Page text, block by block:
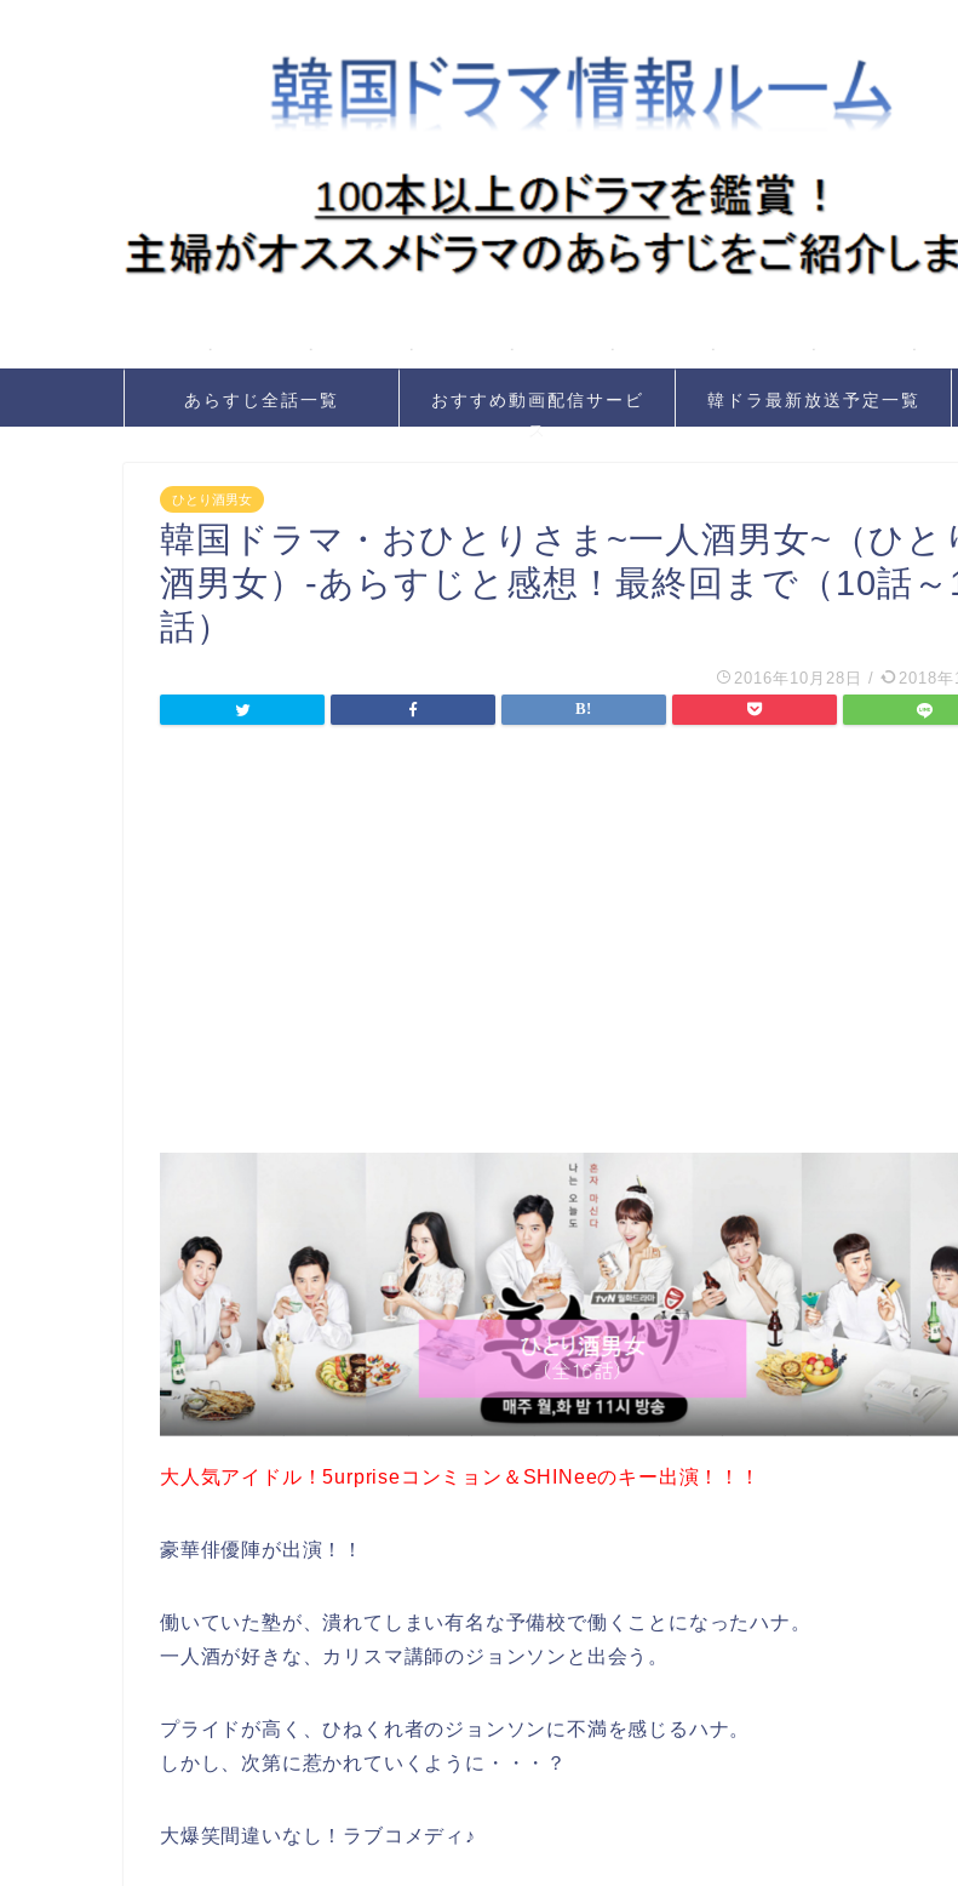
あらすじ全話一覧
おすすめ動画配信サービ
ス
韓ドラ最新放送予定一覧
ひとり酒男女
韓国ドラマ・おひとりさま~一人酒男女~（ひと
酒男女）-あらすじと感想！最終回まで（10話～
話）
2016年10月28日 / 2018年
大人気アイドル！5urpriseコンミョン＆SHINeeのキー出演！！！
豪華俳優陣が出演！！
働いていた塾が、潰れてしまい有名な予備校で働くことになったハナ。
一人酒が好きな、カリスマ講師のジョンソンと出会う。
プライドが高く、ひねくれ者のジョンソンに不満を感じるハナ。
しかし、次第に惹かれていくように・・・？
大爆笑間違いなし！ラブコメディ♪